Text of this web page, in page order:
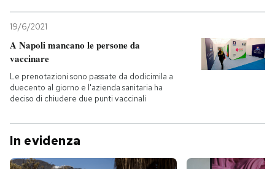
19/6/2021
A Napoli mancano le persone da
vaccinare
Le prenotazioni sono passate da dodicimila a
duecento al giorno e l'azienda sanitaria ha
deciso di chiudere due punti vaccinali
In evidenza